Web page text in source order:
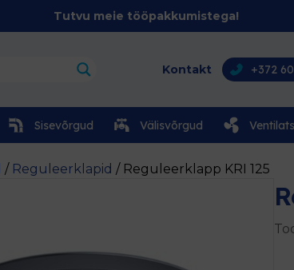
Tutvu meie tööpakkumistega!
Kontakt +372
Sisevõrgud Välisvõrgud
/ Reguleerklapid / Reguleerklapp KRI 125